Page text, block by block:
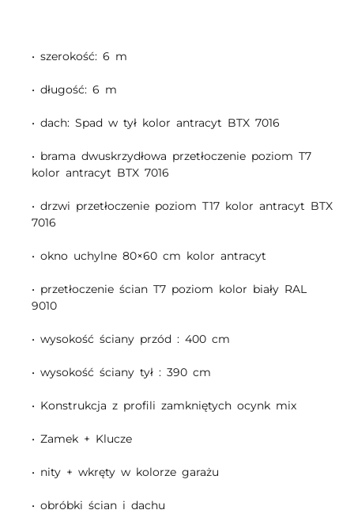
• szerokość: 6 m
• długość: 6 m
• dach: Spad w tył kolor antracyt BTX 7016
• brama dwuskrzydłowa przetłoczenie poziom T7
kolor antracyt BTX 7016
• drzwi przetłoczenie poziom T17 kolor antracyt BTX
7016
• okno uchylne 80×60 cm kolor antracyt
• przetłoczenie ścian T7 poziom kolor biały RAL
9010
• wysokość ściany przód : 400 cm
• wysokość ściany tył : 390 cm
• Konstrukcja z profili zamkniętych ocynk mix
• Zamek + Klucze
• nity + wkręty w kolorze garażu
• obróbki ścian i dachu